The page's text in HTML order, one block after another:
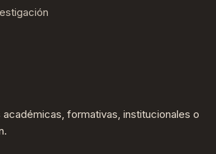
académicas, formativas, institucionales o